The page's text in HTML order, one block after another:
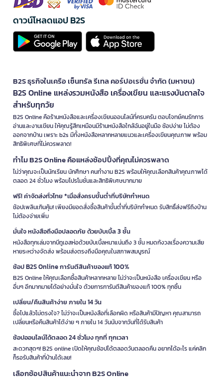
ดาวน์โหลดแอป B2S
B2S ธุรกิจในเครือ เซ็นทรัล รีเทล คอร์ปอเรชั่น จำกัด (มหาชน)
B2S Online แหล่งรวมหนังสือ เครื่องเขียน และแรงบันดาลใจ
สำหรับทุกวัย
B2S Online คือร้านหนังสือและเครื่องเขียนออนไลน์ที่ครบครัน ตอบโจทย์คนรักการ
อ่านและงานเขียน ให้คุณรู้สึกเหมือนมีร้านหนังสือใกล้ฉันอยู่ในมือ ช้อปง่าย ไม่ต้อง
ออกจากบ้าน เพราะ b2s มีทั้งหนังสือหลากหลายแนวและเครื่องเขียนคุณภาพ พร้อม
สิทธิพิเศษที่ไม่ควรพลาด!
ทำไม B2S Online คือแหล่งช้อปปิ้งที่คุณไม่ควรพลาด
ไม่ว่าคุณจะเป็นนักเรียน นักศึกษา คนทำงาน B2S พร้อมให้คุณเลือกสินค้าคุณภาพได้
ตลอด 24 ชั่วโมง พร้อมโปรโมชั่นและสิทธิพิเศษมากมาย
ฟรี! ค่าจัดส่งทั่วไทย *เมื่อสั่งครบขั้นต่ำที่บริษัทกำหนด
ช้อปเพลินเกินคุ้ม! เพียงมียอดสั่งซื้อสินค้าขั้นต่ำที่บริษัทกำหนด รับสิทธิ์ส่งฟรีถึงบ้าน
ไม่ต้องจ่ายเพิ่ม
มั่นใจ หนังสือถึงมือปลอดภัย ด้วยบับเบิ้ล 3 ชั้น
หนังสือทุกเล่มจากบีทูเอสห่อด้วยบับเบิ้ลหนาแน่นถึง 3 ชั้น หมดกังวลเรื่องความเสีย
หายระหว่างจัดส่ง พร้อมส่งตรงถึงมือคุณในสภาพสมบูรณ์
ช้อป B2S Online การันตีสินค้าของแท้ 100%
B2S Online ให้คุณเลือกซื้อสินค้าหลากหลาย ไม่ว่าจะเป็นหนังสือ เครื่องเขียน หรือ
อื่นๆ อีกมากมายได้อย่างมั่นใจ ด้วยการการันตีสินค้าของแท้ 100% ทุกชิ้น
เปลี่ยน/คืนสินค้าง่าย ภายใน 14 วัน
ซื้อไปแล้วไม่ตรงใจ? ไม่ว่าจะเป็นหนังสือที่เลือกผิด หรือสินค้ามีปัญหา คุณสามารถ
เปลี่ยนหรือคืนสินค้าได้ง่าย ๆ ภายใน 14 วันนับจากวันที่ได้รับสินค้า
ช้อปออนไลน์ได้ตลอด 24 ชั่วโมง ทุกที่ ทุกเวลา
สะดวกสุดๆ! B2S online เปิดให้คุณช้อปได้ตลอดวันตลอดคืน อยากได้อะไร แค่คลิก
ก็รอรับสินค้าที่บ้านได้เลย!
เลือกช้อปสินค้าแนะนำจาก B2S Online